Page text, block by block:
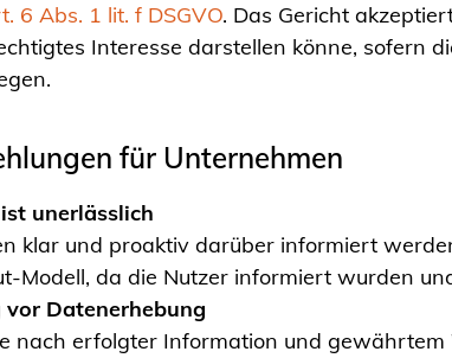
6 Abs. 1 lit. f DSGVO. Das Gericht
Interesse darstellen könne, sofern
für Unternehmen
unerlässlich
klar und proaktiv darüber informiert
Modell, da die Nutzer informiert wurden
Datenerhebung
nach erfolgter Information und